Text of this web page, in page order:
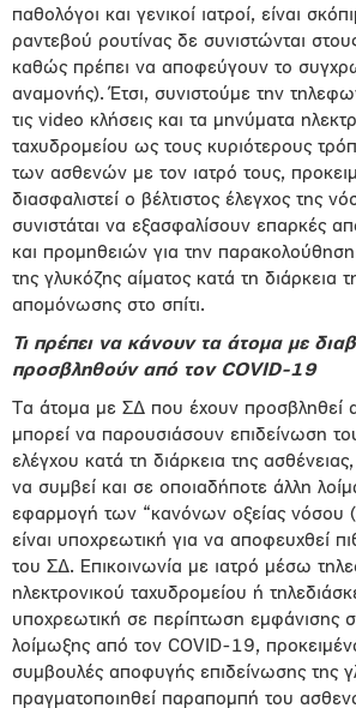
παθολόγοι και γενικοί ιατροί, είναι
ραντεβού ρουτίνας δε συνιστώνται
καθώς πρέπει να αποφεύγουν το
αναμονής). Έτσι, συνιστούμε την
τις video κλήσεις και τα μηνύματα
ταχυδρομείου ως τους κυριότερους
των ασθενών με τον ιατρό τους,
διασφαλιστεί ο βέλτιστος έλεγχος της
συνιστάται να εξασφαλίσουν επαρκές
και προμηθειών για την παρακολούθηση
της γλυκόζης αίματος κατά τη διάρκεια
απομόνωσης στο σπίτι.
Τι πρέπει να κάνουν τα άτομα με
προσβληθούν από τον COVID-19
Τα άτομα με ΣΔ που έχουν προσβληθεί
μπορεί να παρουσιάσουν επιδείνωση
ελέγχου κατά τη διάρκεια της
να συμβεί και σε οποιαδήποτε άλλη
εφαρμογή των “κανόνων οξείας νόσου
είναι υποχρεωτική για να αποφευχθεί
του ΣΔ. Επικοινωνία με ιατρό μέσω
ηλεκτρονικού ταχυδρομείου ή
υποχρεωτική σε περίπτωση εμφάνισης
λοίμωξης από τον COVID-19,
συμβουλές αποφυγής επιδείνωσης της
πραγματοποιηθεί παραπομπή του